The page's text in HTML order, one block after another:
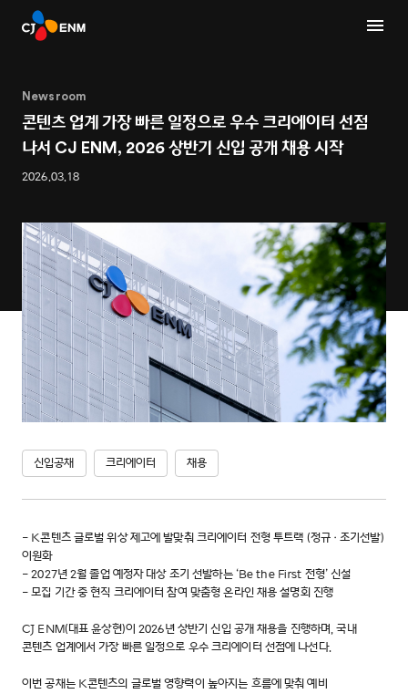
Newsroom
콘텐츠 업계 가장 빠른 일정으로 우수 크리에이터 선점
나서 CJ ENM, 2026 상반기 신입 공개 채용 시작
2026.03.18
신입공채 크리에이터 채용
- K콘텐츠 글로벌 위상 제고에 발맞춰 크리에이터 전형 투트랙 (정규·조기선발)
이원화
- 2027년 2월 졸업 예정자 대상 조기 선발하는 ‘Be the First 전형’ 신설
- 모집 기간 중 현직 크리에이터 참여 맞춤형 온라인 채용 설명회 진행
CJ ENM(대표 윤상현)이 2026년 상반기 신입 공개 채용을 진행하며, 국내
콘텐츠 업계에서 가장 빠른 일정으로 우수 크리에이터 선점에 나선다.
이번 공채는 K콘텐츠의 글로벌 영향력이 높아지는 흐름에 맞춰 예비